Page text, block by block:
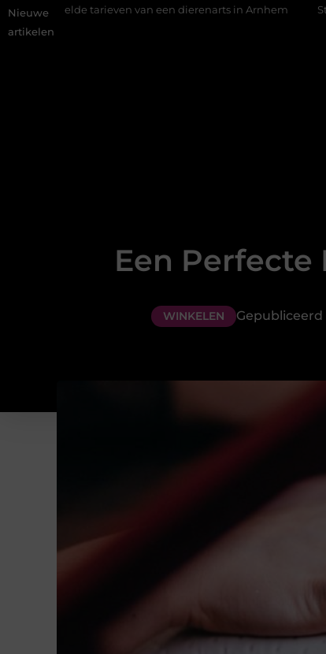
Nieuwe
artikelen
tarieven van een dierenarts in Arnhem Stijlvolle en
Een
WINKELEN